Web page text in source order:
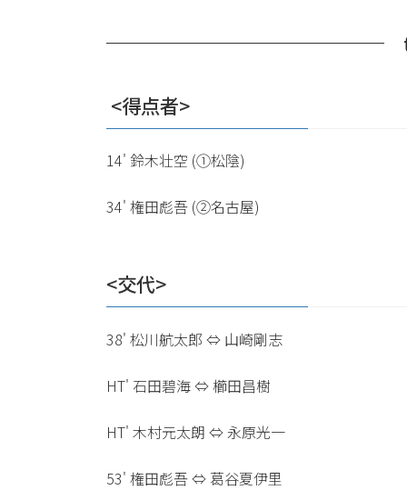
⁡ <得点者>
14' 鈴木壮空 (①松陰)
34' 権田彪吾 (②名古屋)
<交代>
38' 松川航太郎 ⇔ 山崎剛志
HT' 石田碧海 ⇔ 櫛田昌樹
HT' 木村元太朗 ⇔ 永原光一
53' 権田彪吾 ⇔ 葛谷夏伊里